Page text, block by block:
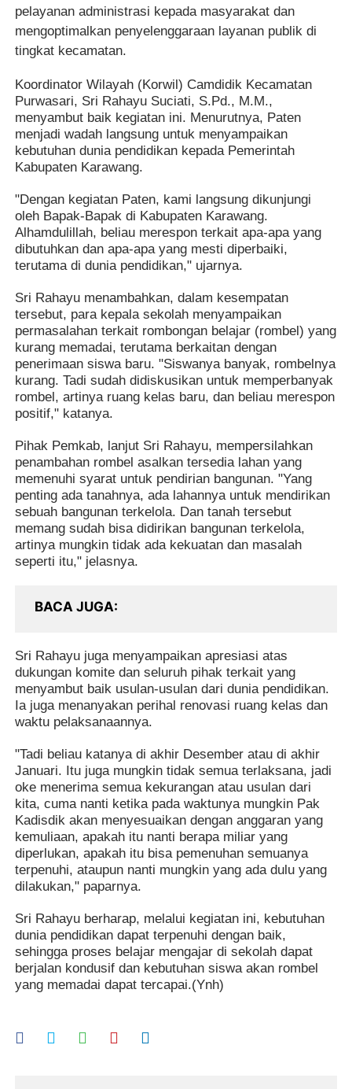
pelayanan administrasi kepada masyarakat dan
mengoptimalkan penyelenggaraan layanan publik di
tingkat kecamatan.
Koordinator Wilayah (Korwil) Camdidik Kecamatan
Purwasari, Sri Rahayu Suciati, S.Pd., M.M.,
menyambut baik kegiatan ini. Menurutnya, Paten
menjadi wadah langsung untuk menyampaikan
kebutuhan dunia pendidikan kepada Pemerintah
Kabupaten Karawang.
"Dengan kegiatan Paten, kami langsung dikunjungi
oleh Bapak-Bapak di Kabupaten Karawang.
Alhamdulillah, beliau merespon terkait apa-apa yang
dibutuhkan dan apa-apa yang mesti diperbaiki,
terutama di dunia pendidikan," ujarnya.
Sri Rahayu menambahkan, dalam kesempatan
tersebut, para kepala sekolah menyampaikan
permasalahan terkait rombongan belajar (rombel) yang
kurang memadai, terutama berkaitan dengan
penerimaan siswa baru. "Siswanya banyak, rombelnya
kurang. Tadi sudah didiskusikan untuk memperbanyak
rombel, artinya ruang kelas baru, dan beliau merespon
positif," katanya.
Pihak Pemkab, lanjut Sri Rahayu, mempersilahkan
penambahan rombel asalkan tersedia lahan yang
memenuhi syarat untuk pendirian bangunan. "Yang
penting ada tanahnya, ada lahannya untuk mendirikan
sebuah bangunan terkelola. Dan tanah tersebut
memang sudah bisa didirikan bangunan terkelola,
artinya mungkin tidak ada kekuatan dan masalah
seperti itu," jelasnya.
BACA JUGA
Sri Rahayu juga menyampaikan apresiasi atas
dukungan komite dan seluruh pihak terkait yang
menyambut baik usulan-usulan dari dunia pendidikan.
Ia juga menanyakan perihal renovasi ruang kelas dan
waktu pelaksanaannya.
"Tadi beliau katanya di akhir Desember atau di akhir
Januari. Itu juga mungkin tidak semua terlaksana, jadi
oke menerima semua kekurangan atau usulan dari
kita, cuma nanti ketika pada waktunya mungkin Pak
Kadisdik akan menyesuaikan dengan anggaran yang
kemuliaan, apakah itu nanti berapa miliar yang
diperlukan, apakah itu bisa pemenuhan semuanya
terpenuhi, ataupun nanti mungkin yang ada dulu yang
dilakukan," paparnya.
Sri Rahayu berharap, melalui kegiatan ini, kebutuhan
dunia pendidikan dapat terpenuhi dengan baik,
sehingga proses belajar mengajar di sekolah dapat
berjalan kondusif dan kebutuhan siswa akan rombel
yang memadai dapat tercapai.(Ynh)